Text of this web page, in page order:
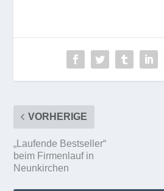
VORHERIGE
„Laufende Bestseller“
beim Firmenlauf in
Neunkirchen